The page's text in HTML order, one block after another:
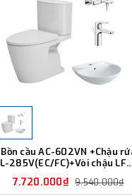
Bồn cầu AC-602VN +Chậu
L-285V(EC/FC)+Vòi chậu
7.720.000₫ 9.540.000₫